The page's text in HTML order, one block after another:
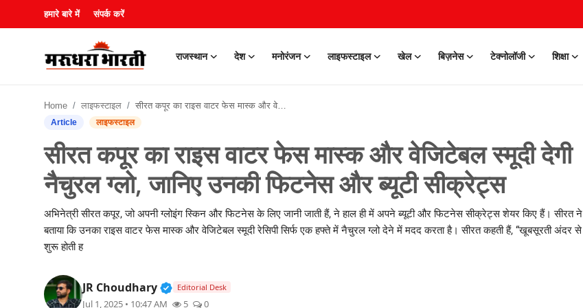
हमारे बारे में संपर्क करें
राजस्थान देश मनोरंजन लाइफस्टाइल खेल बिज़नेस टेक्नोलॉजी शिक्षा
राजस्थान
लाइफस्टाइल
Home लाइफस्टाइल सीरत कपूर का राइस वाटर फेस मास्क और वेजिटेबल स्मूदी देगी नैचुरल ग्लो, जानिए उनकी फिटनेस और ब्यूटी सीक्रेट्स
Article लाइफस्टाइल
सीरत कपूर का राइस वाटर फेस मास्क और वेजिटेबल स्मूदी देगी
नैचुरल ग्लो, जानिए उनकी फिटनेस और ब्यूटी सीक्रेट्स
अभिनेत्री सीरत कपूर, जो अपनी ग्लोइंग स्किन और फिटनेस के लिए जानी जाती हैं, ने हाल ही में अपने ब्यूटी और फिटनेस सीक्रेट्स शेयर किए हैं। सीरत ने
बताया कि उनका राइस वाटर फेस मास्क और वेजिटेबल स्मूदी रेसिपी सिर्फ एक हफ्ते में नैचुरल ग्लो देने में मदद करता है। सीरत कहती हैं, “खूबसूरती अंदर से
शुरू होती ह
JR Choudhary Verified Public Figure • 30 Mar, 2026
Editorial Desk
Jul 1, 2025 • 10:47 AM 5 0